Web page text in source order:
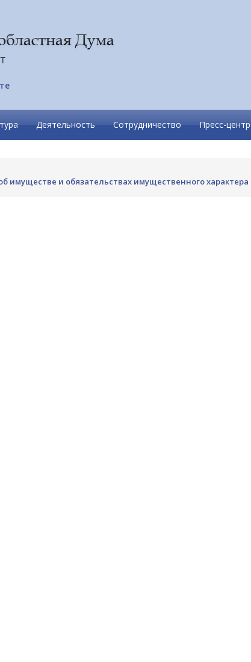
Деятельность Сотрудничество Пресс-центр
имуществе и обязательствах имущественного характера